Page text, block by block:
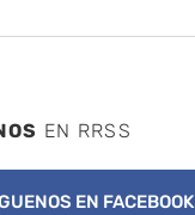
EN RRSS
EN FACEBOOK